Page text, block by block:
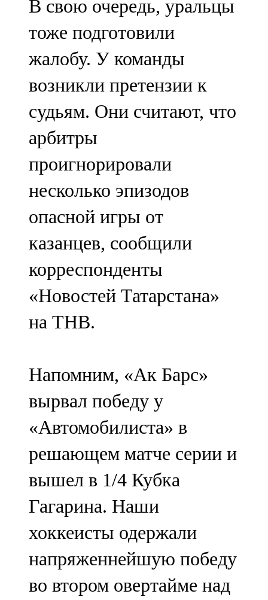
В свою очередь, уральцы
тоже подготовили
жалобу. У команды
возникли претензии к
судьям. Они считают, что
арбитры
проигнорировали
несколько эпизодов
опасной игры от
казанцев, сообщили
корреспонденты
«Новостей Татарстана»
на ТНВ.
Напомним, «Ак Барс»
вырвал победу у
«Автомобилиста» в
решающем матче серии и
вышел в 1/4 Кубка
Гагарина. Наши
хоккеисты одержали
напряженнейшую победу
во втором овертайме над